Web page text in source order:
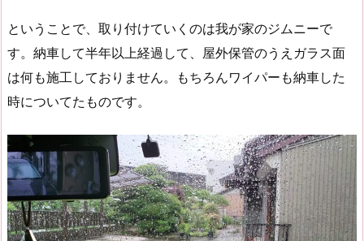
ということで、取り付けていくのは我が家のジムニーで
す。納車して半年以上経過して、屋外保管のうえガラス面
は何も施工しておりません。もちろんワイパーも納車した
時についてたものです。